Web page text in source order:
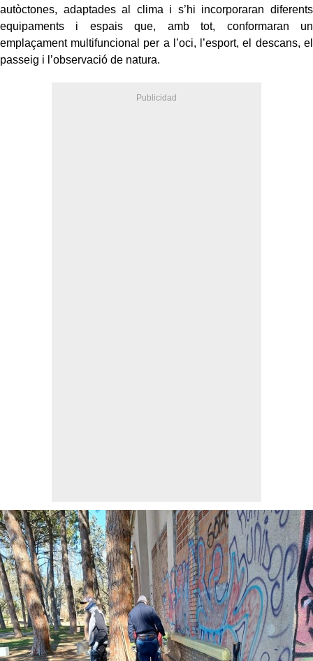
autòctones, adaptades al clima i s’hi incorporaran diferents
equipaments i espais que, amb tot, conformaran un
emplaçament multifuncional per a l’oci, l’esport, el descans, el
passeig i l’observació de natura.